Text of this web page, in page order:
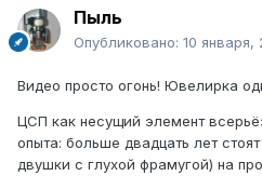
Пыль
Опубликовано: 10 января,
Видео просто огонь! Ювелирка
ЦСП как несущий элемент
опыта: больше двадцать лет
двушки с глухой фрамугой) на